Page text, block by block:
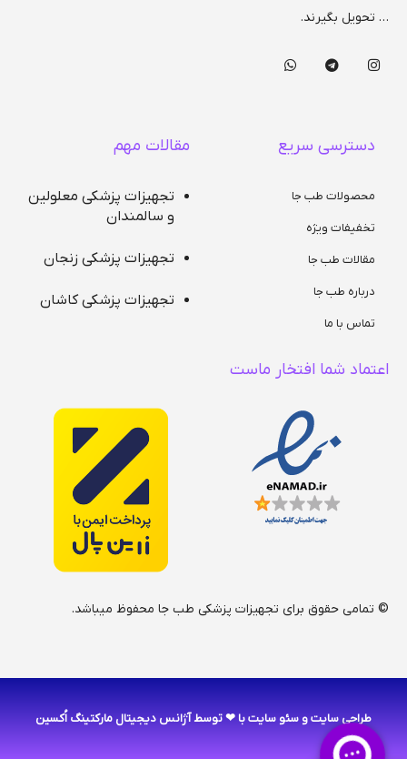
… تحویل بگیرند.
دسترسی سریع
محصولات طب جا
تخفیفات ویژه
مقالات طب جا
درباره طب جا
تماس با ما
مقالات مهم
تجهیزات پزشکی معلولین
و سالمندان
تجهیزات پزشکی زنجان
تجهیزات پزشکی کاشان
اعتماد شما افتخار ماست
© تمامی حقوق برای تجهیزات پزشکی طب جا محفوظ میباشد.
طراحی سایتو سئو سایتبا ❤ توسط آژانس دیجیتال مارکتینگ اُکسین